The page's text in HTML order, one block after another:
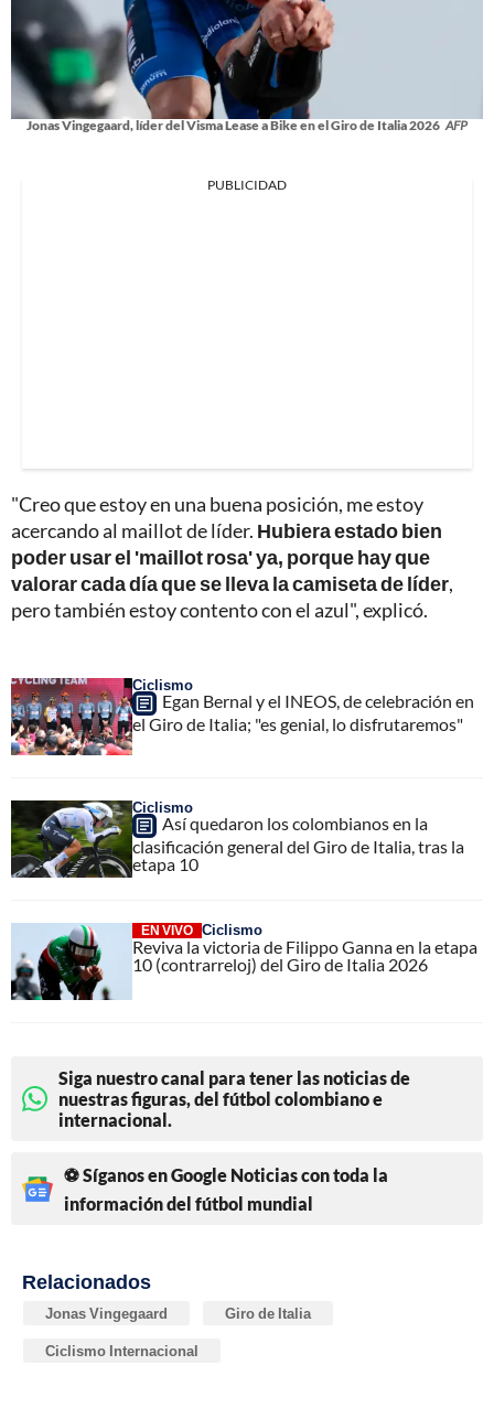
Jonas Vingegaard, líder del Visma Lease a Bike en el Giro de Italia 2026 AFP
PUBLICIDAD
"Creo que estoy en una buena posición, me estoy
acercando al maillot de líder. Hubiera estado bien
poder usar el 'maillot rosa' ya, porque hay que
valorar cada día que se lleva la camiseta de líder,
pero también estoy contento con el azul", explicó.
Ciclismo
Egan Bernal y el INEOS, de celebración en
el Giro de Italia; "es genial, lo disfrutaremos"
Ciclismo
Así quedaron los colombianos en la
clasificación general del Giro de Italia, tras la
etapa 10
EN VIVO Ciclismo
Reviva la victoria de Filippo Ganna en la etapa
10 (contrarreloj) del Giro de Italia 2026
Siga nuestro canal para tener las noticias de
nuestras figuras, del fútbol colombiano e
internacional.
⚽ Síganos en Google Noticias con toda la
información del fútbol mundial
Relacionados
Jonas Vingegaard Giro de Italia
Ciclismo Internacional